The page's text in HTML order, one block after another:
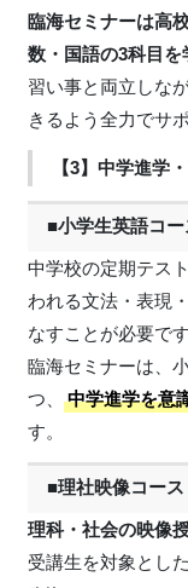
臨海セミナーは高
数・国語の3科目を
習い事と両立しな
きるよう全力でサ
【3】中学進学
■小学生英語コー
中学校の定期テス
われる文法・表現
なすことが必要です
臨海セミナーは、
つ、
中学進学を意
す。
■理社映像コース
理科・社会の映像
受講生を対象とし